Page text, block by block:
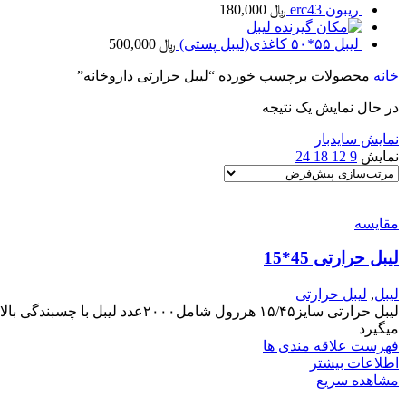
ریبون erc43 ﷼
لیبل
لیبل ۵۵*۵۰ کاغذی(لیبل پستی)
﷼
خانه محصولات برچسب خورده “لیبل حرارتی داروخانه”
در حال نمایش یک نتیجه
نمایش سایدبار
نمایش 9
12
18
24
مقایسه
لیبل حرارتی 45*15
لیبل, لیبل حرارتی
لیبل حرارتی سایز۱۵/۴۵ هررول
میگیرد
فهرست علاقه مندی ها
اطلاعات بیشتر
مشاهده سریع